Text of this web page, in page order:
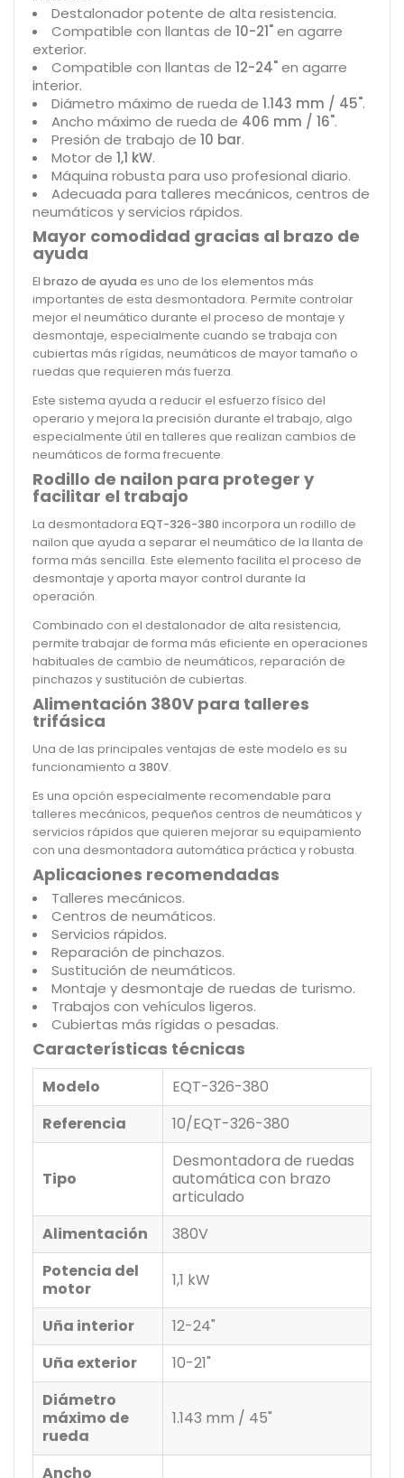
Destalonador potente de alta resistencia.
Compatible con llantas de 10-21"en agarre
exterior.
Compatible con llantas de 12-24"en agarre
interior.
Diámetro máximo de rueda de 1.143 mm / 45".
Ancho máximo de rueda de 406 mm / 16".
Presión de trabajo de 10 bar.
Motor de 1,1 kW.
Máquina robusta para uso profesional diario.
Adecuada para talleres mecánicos, centros de
neumáticos y servicios rápidos.
Mayor comodidad gracias al brazo de
ayuda
El brazo de ayuda es uno de los elementos más
importantes de esta desmontadora. Permite controlar
mejor el neumático durante el proceso de montaje y
desmontaje, especialmente cuando se trabaja con
cubiertas más rígidas, neumáticos de mayor tamaño o
ruedas que requieren más fuerza.
Este sistema ayuda a reducir el esfuerzo físico del
operario y mejora la precisión durante el trabajo, algo
especialmente útil en talleres que realizan cambios de
neumáticos de forma frecuente.
Rodillo de nailon para proteger y
facilitar el trabajo
La desmontadora EQT-326-380 incorpora un rodillo de
nailon que ayuda a separar el neumático de la llanta de
forma más sencilla. Este elemento facilita el proceso de
desmontaje y aporta mayor control durante la
operación.
Combinado con el destalonador de alta resistencia,
permite trabajar de forma más eficiente en operaciones
habituales de cambio de neumáticos, reparación de
pinchazos y sustitución de cubiertas.
Alimentación 380V para talleres
trifásica
Una de las principales ventajas de este modelo es su
funcionamiento a 380V.
Es una opción especialmente recomendable para
talleres mecánicos, pequeños centros de neumáticos y
servicios rápidos que quieren mejorar su equipamiento
con una desmontadora automática práctica y robusta.
Aplicaciones recomendadas
Talleres mecánicos.
Centros de neumáticos.
Servicios rápidos.
Reparación de pinchazos.
Sustitución de neumáticos.
Montaje y desmontaje de ruedas de turismo.
Trabajos con vehículos ligeros.
Cubiertas más rígidas o pesadas.
Características técnicas
Modelo
EQT-326-380
Referencia
10/EQT-326-380
Tipo
Desmontadora de ruedas
automática con brazo
articulado
Alimentación
380V
Potencia del
motor
1,1 kW
Uña interior
12-24"
Uña exterior
10-21"
Diámetro
máximo de
rueda
1.143 mm / 45"
Ancho